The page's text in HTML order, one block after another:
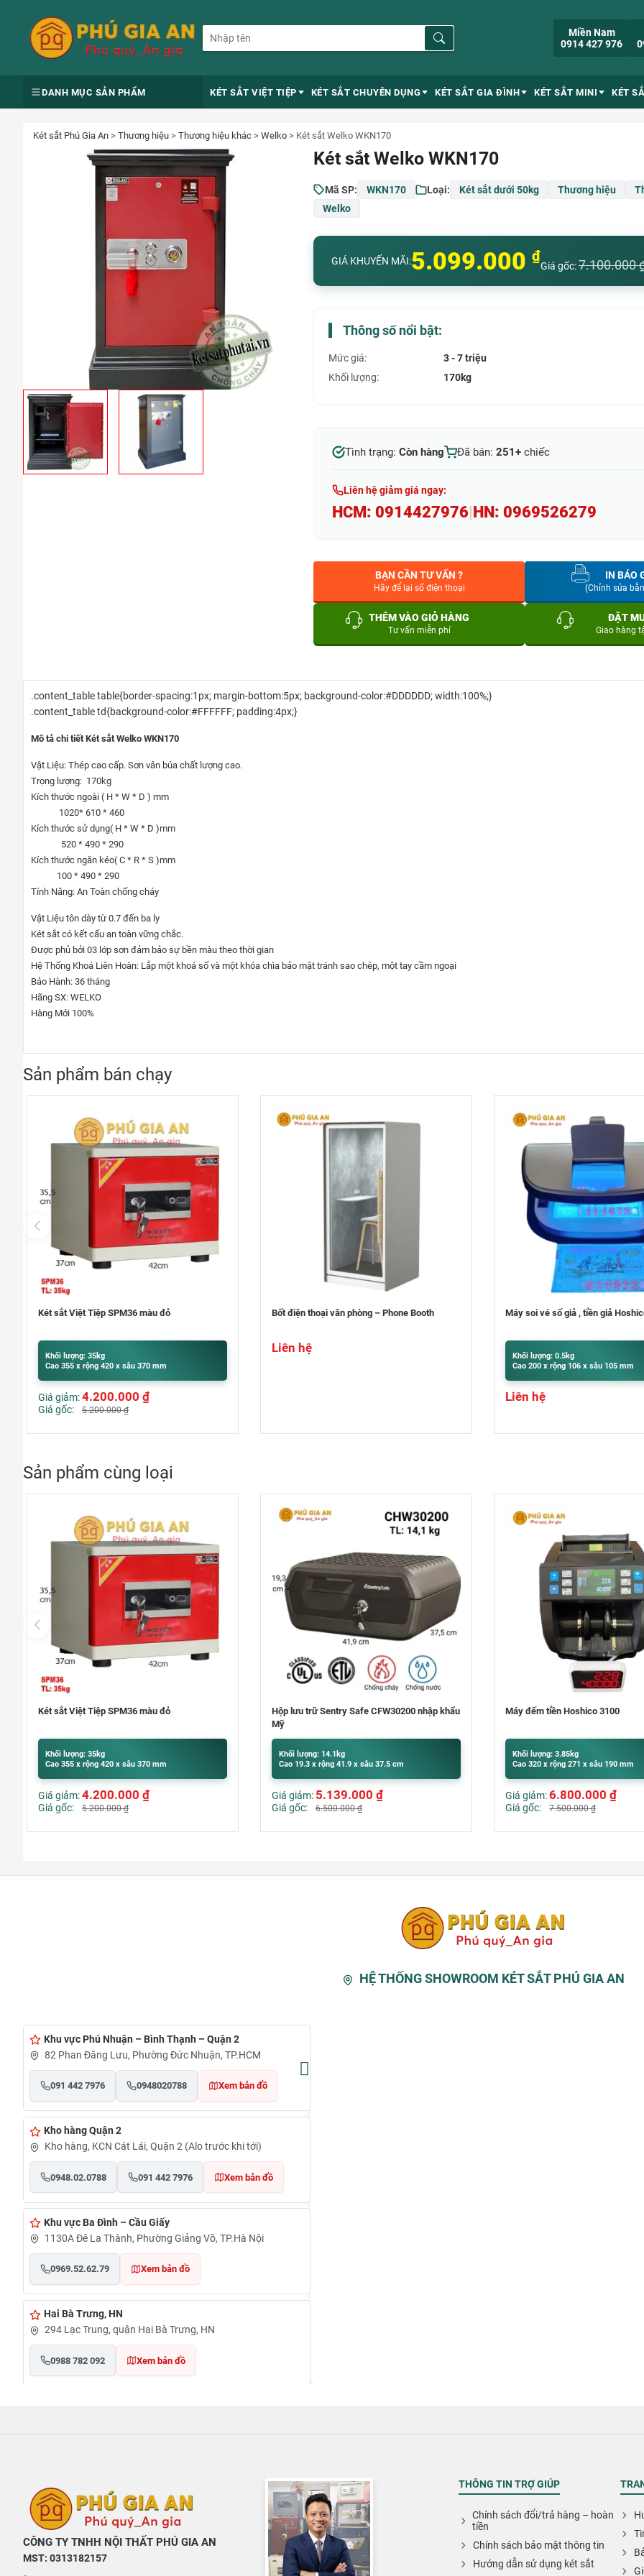
Miền Nam
0914 427 976
DANH MỤC SẢN PHẨM KÉT SẮT VIỆT TIỆP KÉT SẮT CHUYÊN DỤNG KÉT SẮT GIA ĐÌNH KÉT SẮT MINI KÉT
Két sắt Phú Gia An > Thương hiệu > Thương hiệu khác > Welko > Két sắt Welko WKN170
Két sắt Welko WKN170
Mã SP: WKN170 Loại: Két sắt dưới 50kg Thương hiệu
Welko
GIÁ KHUYẾN MÃI:5.099.000 ₫
Giá gốc:7.100.000
Thông số nổi bật:
Mức giá:
3 - 7 triệu
Khối lượng:
170kg
Tình trạng: Còn hàng Đã bán: 251+ chiếc
Liên hệ giảm giá ngay:
HCM: 0914427976 HN: 0969526279
BẠN CẦN TƯ VẤN ?
Hãy để lại số điện thoại
IN BÁO
(Chỉnh sửa
THÊM VÀO GIỎ HÀNG
Tư vấn miễn phí
ĐẶT
Giao hàng
.content_table table{border-spacing:1px; margin-bottom:5px; background-color:#DDDDDD; width:100%;}
.content_table td{background-color:#FFFFFF; padding:4px;}
Mô tả chi tiết Két sắt Welko WKN170
Vật Liệu: Thép cao cấp. Sơn vân búa chất lượng cao.
Trọng lượng: 170kg
Kích thước ngoài ( H * W * D ) mm
1020* 610 * 460
Kích thước sử dụng( H * W * D )mm
520 * 490 * 290
Kích thước ngăn kéo( C * R * S )mm
100 * 490 * 290
Tính Năng: An Toàn chống cháy
Vật Liệu tôn dày từ 0.7 đến ba ly
Két sắt có kết cấu an toàn vững chắc.
Được phủ bởi 03 lớp sơn đảm bảo sự bền màu theo thời gian
Hệ Thống Khoá Liên Hoàn: Lắp một khoá số và một khóa chìa bảo mật tránh sao chép, một tay cầm ngoại
Bảo Hành: 36 tháng
Hãng SX: WELKO
Hàng Mới 100%
Sản phẩm bán chạy
Bốt điện thoại văn phòng – Phone Booth
Liên hệ
Máy soi vé số giả , tiền giả Hoshico
Khối lượng: 0.5kg
Máy bó tiền NH-81
Khối lượng: 9.5kg
Cao 400 x rộng 300 x sâu 320 mm
Liên hệ
Sản phẩm cùng loại
Hộp lưu trữ Sentry Safe CFW30200 nhập khẩu
Khối lượng: 14.1kg
Cao 19.3 x rộng 41.9 x sâu 37.5 cm
Giá giảm:5.139.000 ₫
Giá gốc: 6.500.000₫
Máy đếm tiền Hoshico 3100
Khối lượng: 3.85kg
Cao 320 x rộng 271 x sâu 190 mm
Giá giảm: 6.800.000 ₫
Giá gốc: 7.500.000₫
Bốt điện thoại văn phòng – Phone
Liên hệ
HỆ THỐNG SHOWROOM KÉT SẮT PHÚ GIA AN
Khu vực Phú Nhuận – Bình Thạnh – Quận 2
82 Phan Đăng Lưu, Phường Đức Nhuận, TP.HCM
091 442 7976 0948020788 Xem bản đồ
Kho hàng Quận 2
Kho hàng, KCN Cát Lái, Quận 2 (Alo trước khi tới)
0948.02.0788 091 442 7976 Xem bản đồ
Khu vực Ba Đình – Cầu Giấy
1130A Đê La Thành, Phường Giảng Võ, TP.Hà Nội
0969.52.62.79 Xem bản đồ
Hai Bà Trưng, HN
294 Lạc Trung, quận Hai Bà Trưng, HN
0988 782 092 Xem bản đồ
TẠI PHÚ QUỐC
Đường Ruby 3, Shophouse Bãi Kem, Phường An Thới, TP
Phú Quốc
CÔNG TY TNHH NỘI THẤT PHÚ GIA AN
MST: 0313182157
THÔNG TIN TRỢ GIÚP
Chính sách đổi/trả hàng – hoàn
tiền
Chính sách bảo mật thông tin
Hướng dẫn sử dụng két sắt